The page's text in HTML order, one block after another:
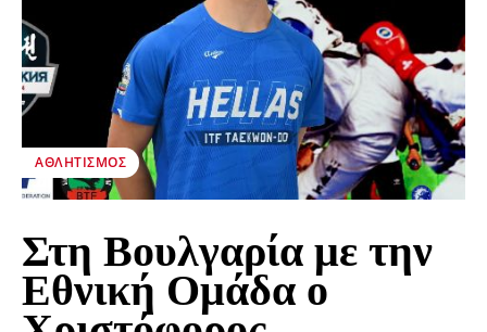
ΑΘΛΗΤΙΣΜΌΣ
Στη Βουλγαρία με την
Εθνική Ομάδα ο